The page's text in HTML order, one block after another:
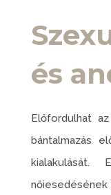
és
Előfordulhat
bántalmazás